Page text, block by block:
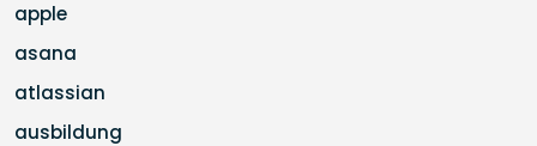
apple
asana
atlassian
ausbildung